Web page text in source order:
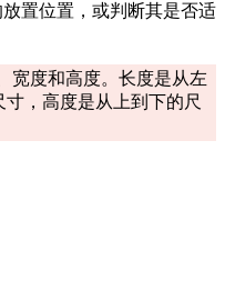
置位置，或判断其是否适
宽度和高度。长度是从左
，高度是从上到下的尺